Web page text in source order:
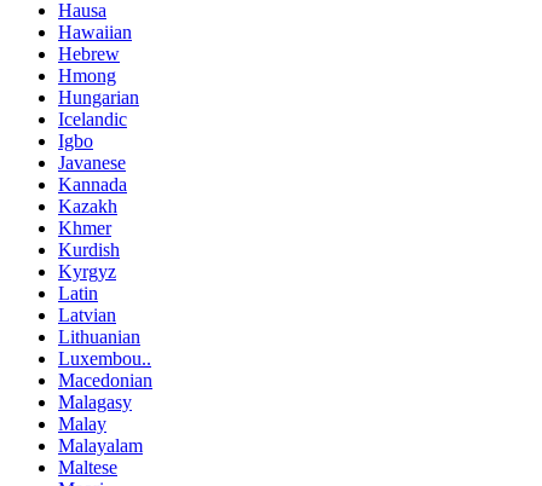
Hausa
Hawaiian
Hebrew
Hmong
Hungarian
Icelandic
Igbo
Javanese
Kannada
Kazakh
Khmer
Kurdish
Kyrgyz
Latin
Latvian
Lithuanian
Luxembou..
Macedonian
Malagasy
Malay
Malayalam
Maltese